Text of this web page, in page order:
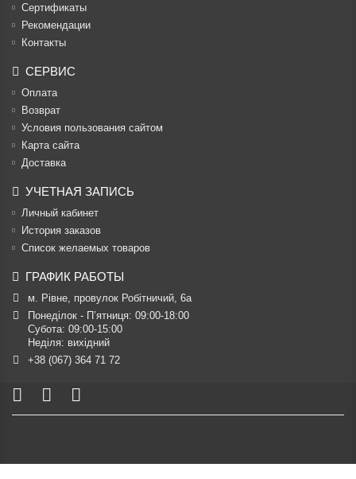
Cертификаты
Рекомендации
Контакты
СЕРВИС
Оплата
Возврат
Условия пользования сайтом
Карта сайта
Доставка
УЧЕТНАЯ ЗАПИСЬ
Личный кабинет
История заказов
Список желаемых товаров
ГРАФИК РАБОТЫ
м. Рівне, провулок Робітничий, 6а
Понеділок - П’ятниця: 09:00-18:00
Субота: 09:00-15:00
Неділя: вихідний
+38 (067) 364 71 72